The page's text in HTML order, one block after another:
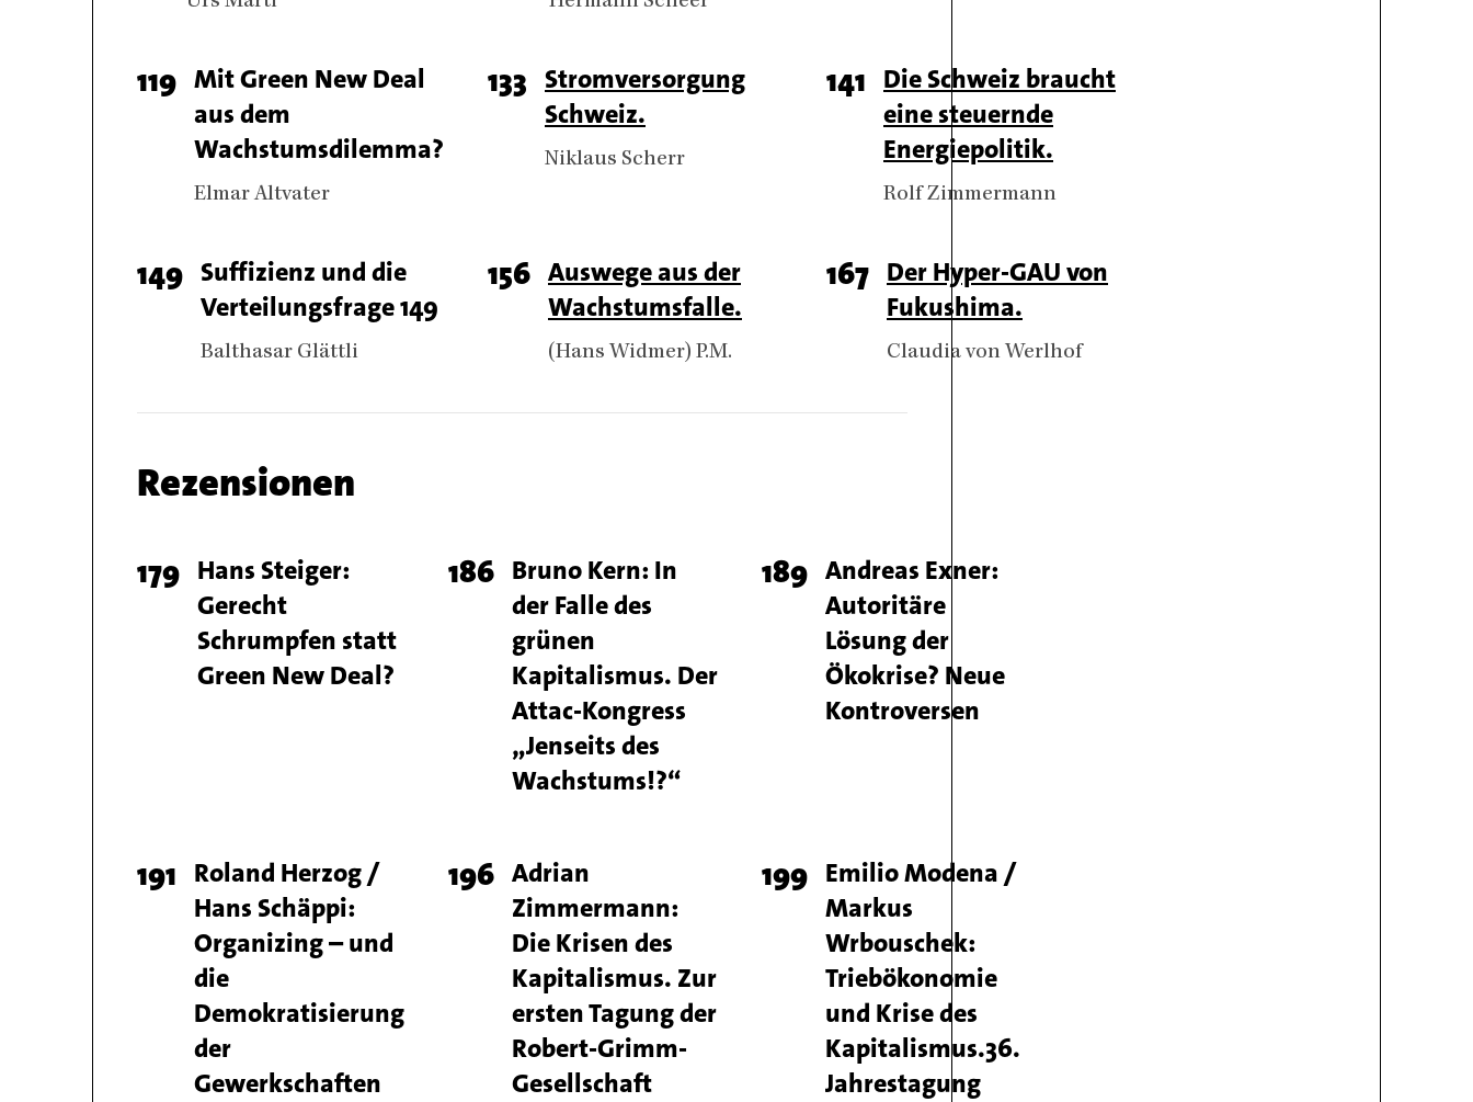
Page
number
119 Titel
Mit Green New Deal
aus dem
Wachstumsdilemma?
Authors
Elmar Altvater
Page
number
133 Titel
Stromversorgung
Schweiz.
Authors
Niklaus Scherr
Page
number
141 Titel
Die Schweiz braucht
eine steuernde
Energiepolitik.
Authors
Rolf Zimmermann
Page
number
149 Titel
Suffizienz und die
Verteilungsfrage 149
Authors
Balthasar Glättli
Page
number
156 Titel
Auswege aus der
Wachstumsfalle.
Authors
(Hans Widmer) P.M.
Page
number
167 Titel
Der Hyper-GAU von
Fukushima.
Authors
Claudia von Werlhof
Chapter
name
Rezensionen
Chapter
articles
Page
number
179 Titel
Hans Steiger:
Gerecht
Schrumpfen statt
Green New Deal?
Page
number
186 Titel
Bruno Kern: In
der Falle des
grünen
Kapitalismus. Der
Attac-Kongress
„Jenseits des
Wachstums!?“
Page
number
189 Titel
Andreas Exner:
Autoritäre
Lösung der
Ökokrise? Neue
Kontroversen
Page
number
191 Titel
Roland Herzog /
Hans Schäppi:
Organizing – und
die
Demokratisierung
der
Gewerkschaften
Page
number
196 Titel
Adrian
Zimmermann:
Die Krisen des
Kapitalismus. Zur
ersten Tagung der
Robert-Grimm-
Gesellschaft
Page
number
199 Titel
Emilio Modena /
Markus
Wrbouschek:
Triebökonomie
und Krise des
Kapitalismus.36.
Jahrestagung